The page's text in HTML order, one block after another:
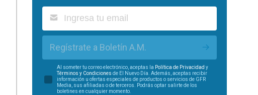
Regístrate a Boletín A.M.
Al someter tu correo electrónico, aceptas la Política de Privacidad y
Términos y Condiciones de El Nuevo Día. Además, aceptas recibir
información u ofertas especiales de productos o servicios de GFR
Media, sus afiliadas o de terceros. Podrás optar salirte de los
boletines en cualquier momento.